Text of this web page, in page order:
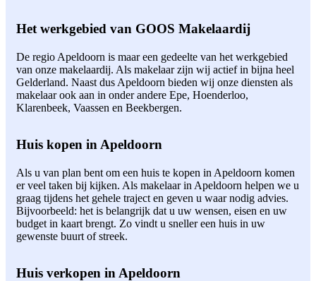
Het werkgebied van GOOS Makelaardij
De regio Apeldoorn is maar een gedeelte van het werkgebied
van onze makelaardij. Als makelaar zijn wij actief in bijna heel
Gelderland. Naast dus Apeldoorn bieden wij onze diensten als
makelaar ook aan in onder andere Epe, Hoenderloo,
Klarenbeek, Vaassen en Beekbergen.
Huis kopen in Apeldoorn
Als u van plan bent om een huis te kopen in Apeldoorn komen
er veel taken bij kijken. Als makelaar in Apeldoorn helpen we u
graag tijdens het gehele traject en geven u waar nodig advies.
Bijvoorbeeld: het is belangrijk dat u uw wensen, eisen en uw
budget in kaart brengt. Zo vindt u sneller een huis in uw
gewenste buurt of streek.
Huis verkopen in Apeldoorn